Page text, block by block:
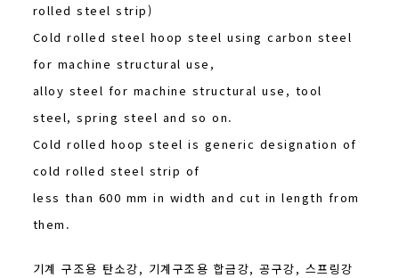
rolled steel strip)
Cold rolled steel hoop steel using carbon steel
for machine structural use,
alloy steel for machine structural use, tool
steel, spring steel and so on.
Cold rolled hoop steel is generic designation of
cold rolled steel strip of
less than 600 mm in width and cut in length from
them.
기계 구조용 탄소강, 기계구조용 합금강, 공구강, 스프링강